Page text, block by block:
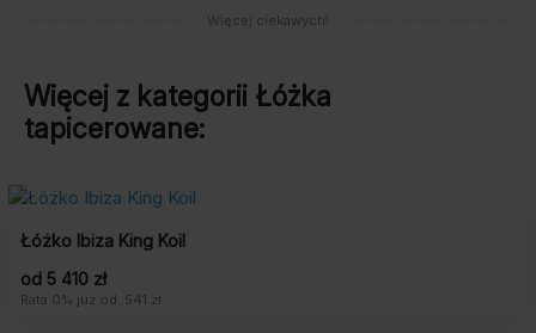
Więcej ciekawych!
Więcej z kategorii Łóżka
tapicerowane:
Łóżko Ibiza King Koil
od 5 410 zł
Rata 0% już od: 541 zł